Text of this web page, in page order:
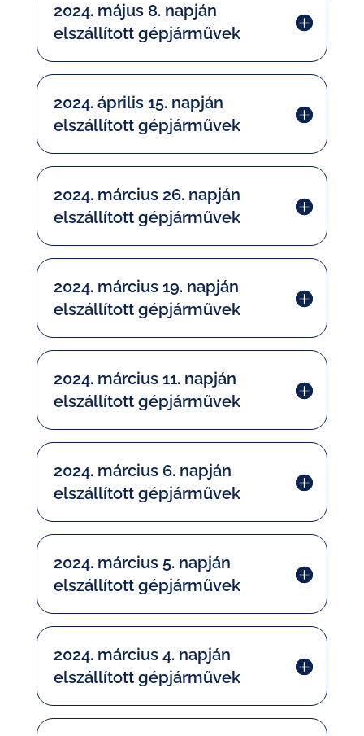
2024. május 8. napján
elszállított gépjárművek
2024. április 15. napján
elszállított gépjárművek
2024. március 26. napján
elszállított gépjárművek
2024. március 19. napján
elszállított gépjárművek
2024. március 11. napján
elszállított gépjárművek
2024. március 6. napján
elszállított gépjárművek
2024. március 5. napján
elszállított gépjárművek
2024. március 4. napján
elszállított gépjárművek